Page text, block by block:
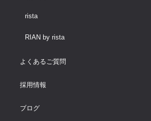
rista
RIAN by rista
よくあるご質問
採用情報
ブログ